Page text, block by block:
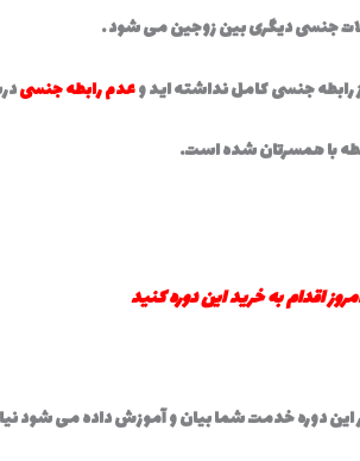
جنسی دیگری بین زوجین می شود .
رابطه جنسی کامل نداشته اید وعدم رابطه جنسی
با همسرتان شده است.
اقدام به خرید این دوره کنید
این دوره خدمت شما بیان و آموزش داده می شود